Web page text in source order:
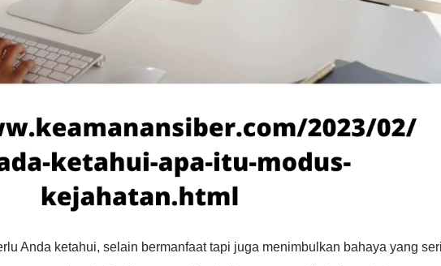
Anda ketahui, selain bermanfaat tapi juga menimbulkan bahaya yang